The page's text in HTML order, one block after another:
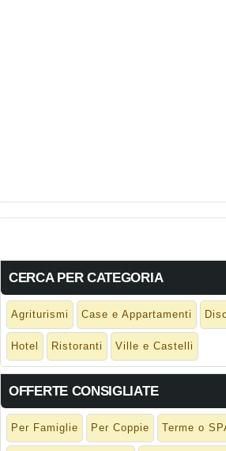
CERCA PER CATEGORIA
Agriturismi Case e Appartamenti
Hotel Ristoranti Ville e Castelli
OFFERTE CONSIGLIATE
Per Famiglie Per Coppie Terme o